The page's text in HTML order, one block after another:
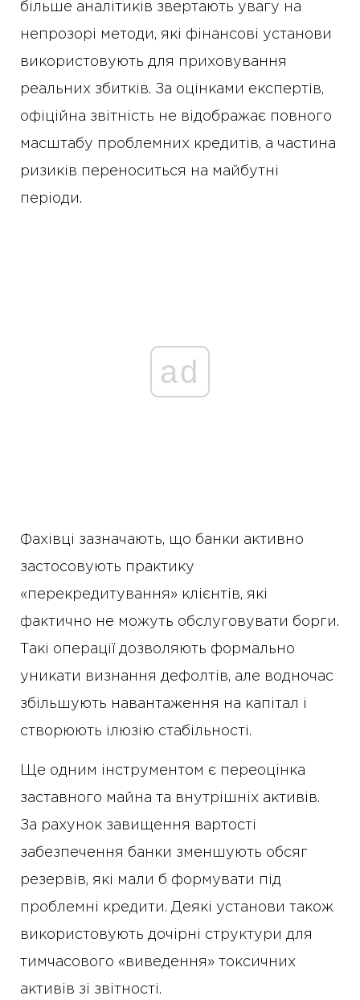
більше аналітиків звертають увагу на
непрозорі методи, які фінансові установи
використовують для приховування
реальних збитків. За оцінками експертів,
офіційна звітність не відображає повного
масштабу проблемних кредитів, а частина
ризиків переноситься на майбутні
періоди.
ad
Фахівці зазначають, що банки активно
застосовують практику
«перекредитування» клієнтів, які
фактично не можуть обслуговувати борги.
Такі операції дозволяють формально
уникати визнання дефолтів, але водночас
збільшують навантаження на капітал і
створюють ілюзію стабільності.
Ще одним інструментом є переоцінка
заставного майна та внутрішніх активів.
За рахунок завищення вартості
забезпечення банки зменшують обсяг
резервів, які мали б формувати під
проблемні кредити. Деякі установи також
використовують дочірні структури для
тимчасового «виведення» токсичних
активів зі звітності.